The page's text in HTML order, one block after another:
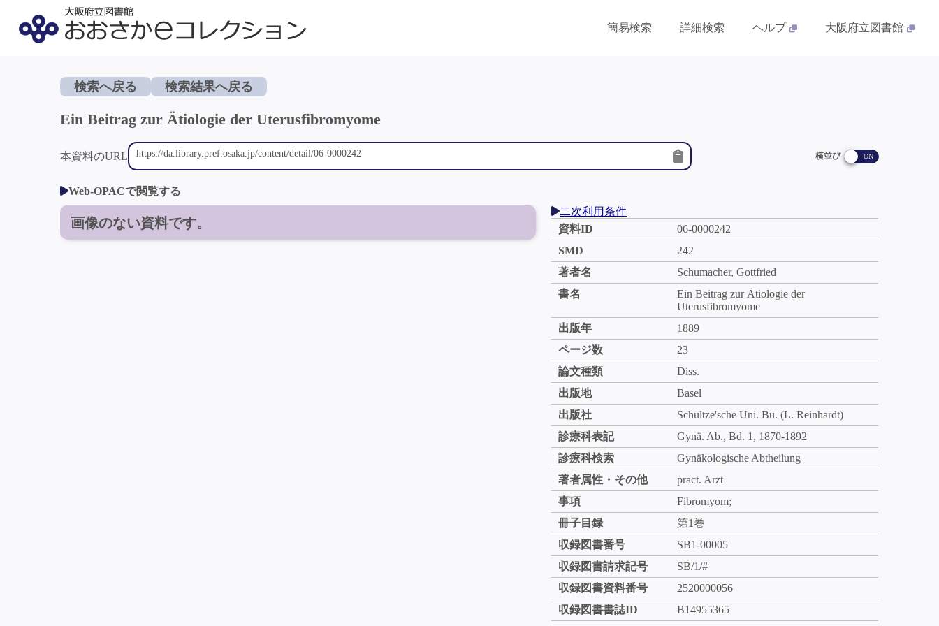
簡易検索 詳細検索 ヘルプ 大阪府立図書館
検索へ戻る 検索結果へ戻る
Ein Beitrag zur Ätiologie der Uterusfibromyome
本資料のURL 横並び
Web-OPACで閲覧する
画像のない資料です。
二次利用条件
資料ID
06-0000242
SMD
242
著者名
Schumacher, Gottfried
書名
Ein Beitrag zur Ätiologie der
Uterusfibromyome
出版年
1889
ページ数
23
論文種類
Diss.
出版地
Basel
出版社
Schultze'sche Uni. Bu. (L. Reinhardt)
診療科表記
Gynä. Ab., Bd. 1, 1870-1892
診療科検索
Gynäkologische Abtheilung
著者属性・その他
pract. Arzt
事項
Fibromyom;
冊子目録
第1巻
収録図書番号
SB1-00005
収録図書請求記号
SB/1/#
収録図書資料番号
2520000056
収録図書書誌ID
B14955365